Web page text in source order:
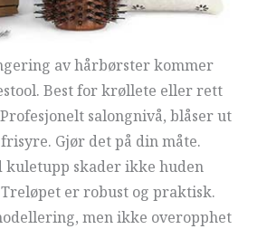
av hårbørster kommer
Best for krøllete eller rett
salongnivå, blåser ut
Gjør det på din måte.
kuletupp skader ikke huden
er robust og praktisk.
men ikke overopphet